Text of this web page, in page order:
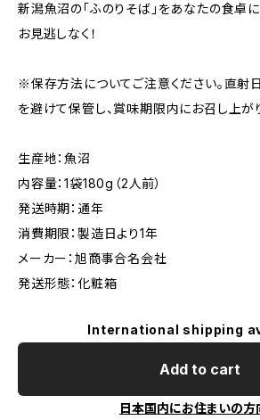
新潟魚沼の「ふのりそば」をあなたの食卓
お見逃しなく！
※保存方法についてご注意ください。直射
を避けて保管し、賞味期限内にお召し上が
生産地：魚沼
内容量：1袋180g（2人前）
発送時期：通年
消費期限：製造日より1年
メーカー：旭商事合名会社
発送形態：化粧箱
International shipping
Add to cart
日本国内にお住まいの方